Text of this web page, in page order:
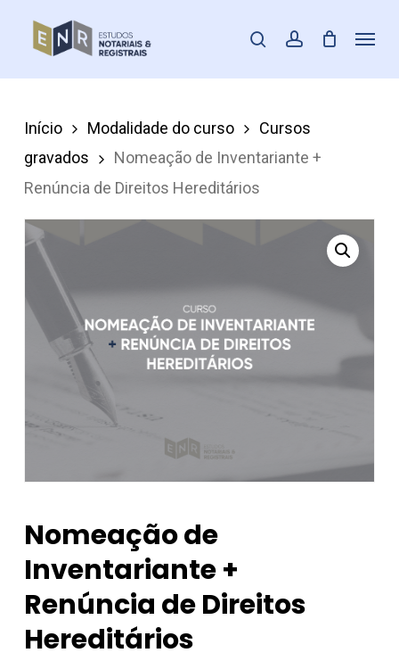
pesquisar
account
Menu
Início Modalidade do curso
Cursos
gravados
Nomeação de Inventariante +
Renúncia de Direitos Hereditários
Nomeação de
Inventariante +
Renúncia de Direitos
Hereditários